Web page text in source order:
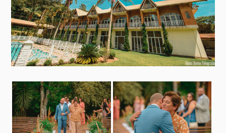
juntos foi feito. Foi nosso primeiro SIM”.
UMA LINDA TROCA DE ALIANÇAS AO AR
LIVRE
“Conversávamos sobre casamento e sabíamos que esse
era nosso próximo passo. Apesar das diferenças,
Passamos bastante tempo juntos na pandemia e isso só
mostrou como é gostoso uma vida bem pertinho e o
prazer de uma comida feita em casa, a quatro mãos.
Ao completar 2 anos de namoro, em 19/08/2020, veio o